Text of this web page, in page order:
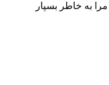
مرا به خاطر بسپار